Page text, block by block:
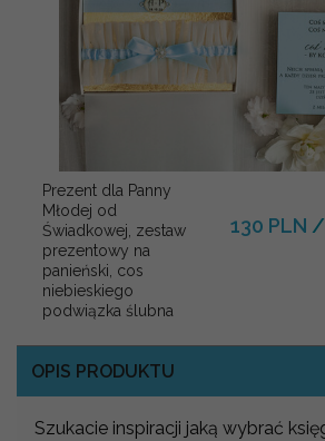
Prezent dla Panny
Młodej od
Świadkowej, zestaw
prezentowy na
panieński, cos
niebieskiego
podwiązka ślubna
130 PLN /
OPIS PRODUKTU
Szukacie inspiracji jaką wybrać